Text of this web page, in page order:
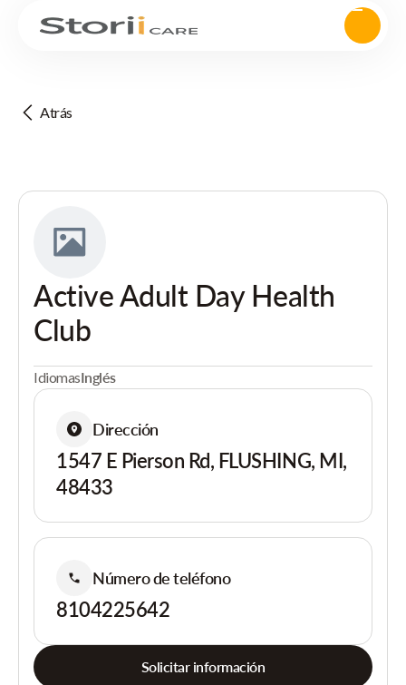
Atrás
Active Adult Day Health
Club
IdiomasInglés
Dirección
1547 E Pierson Rd, FLUSHING, MI,
48433
Número de teléfono
8104225642
Solicitar información